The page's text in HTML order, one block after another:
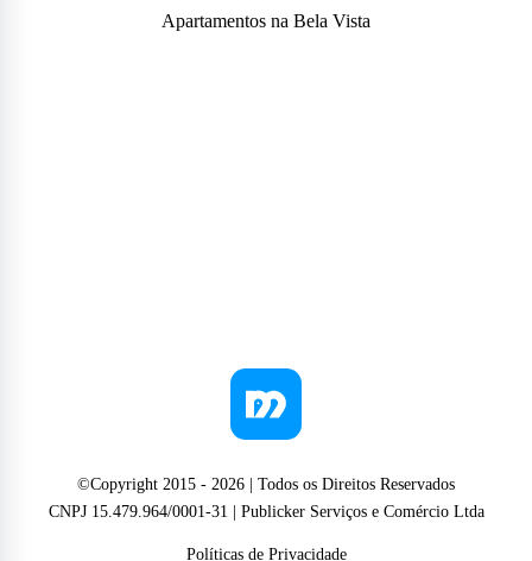
Apartamentos na Bela Vista
©Copyright 2015 - 2026 | Todos os Direitos Reservados
CNPJ 15.479.964/0001-31 | Publicker Serviços e Comércio Ltda
Políticas de Privacidade